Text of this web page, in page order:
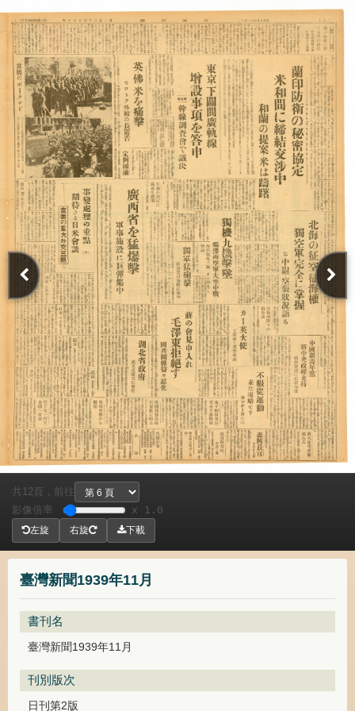
臺灣新聞1939年11月
書刊名
臺灣新聞1939年11月
刊別版次
日刊第2版
共 12頁，
前往
影像倍率
x 1.0
左旋 右旋 下載